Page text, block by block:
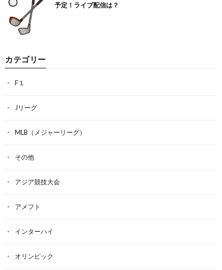
予定！ライブ配信は？
カテゴリー
F１
Jリーグ
MLB（メジャーリーグ）
その他
アジア競技大会
アメフト
インターハイ
オリンピック